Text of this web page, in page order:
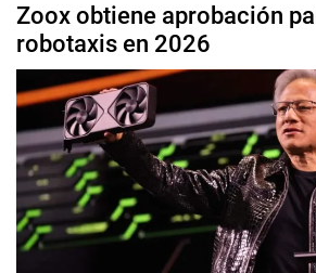
Zoox obtiene aprobación
robotaxis en 2026